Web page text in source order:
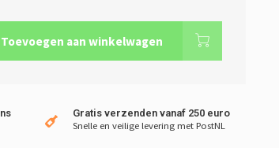
Toevoegen aan winkelwagen
Gratis verzenden vanaf 250 euro
Snelle en veilige levering met PostNL